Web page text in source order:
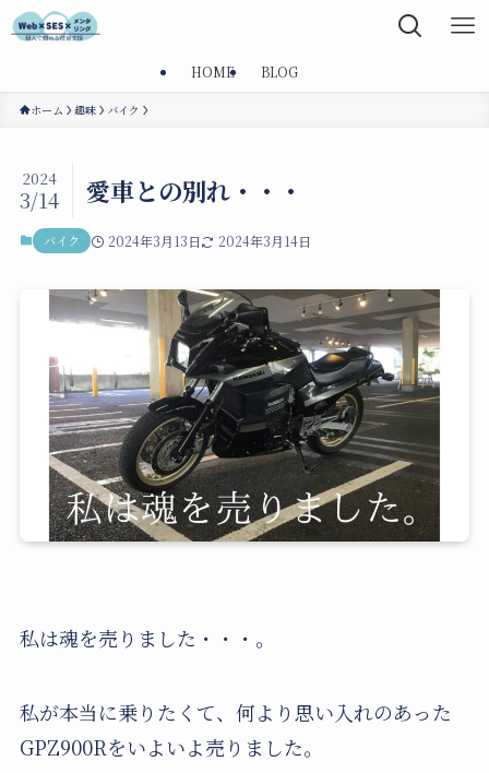
HOME BLOG
ホーム 趣味 バイク
愛車との別れ・・・
2024
3/14
バイク 2024年3月13日 2024年3月14日
私は魂を売りました・・・。
私が本当に乗りたくて、何より思い入れのあった
GPZ900Rをいよいよ売りました。